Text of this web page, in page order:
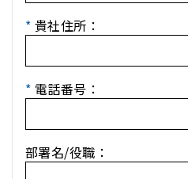
* 貴社住所：
* 電話番号：
部署名/役職：